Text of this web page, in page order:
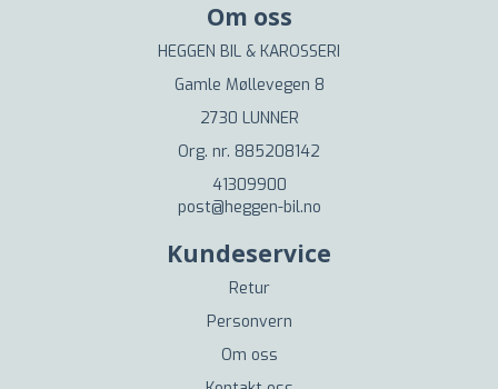
Om oss
HEGGEN BIL & KAROSSERI
Gamle Møllevegen 8
2730 LUNNER
Org. nr. 885208142
41309900
post@heggen-bil.no
Kundeservice
Retur
Personvern
Om oss